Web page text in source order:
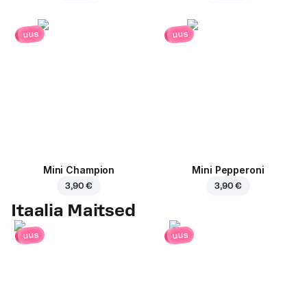
uus
Mini Champion
3,90 €
uus
Mini Pepperoni
3,90 €
Itaalia Maitsed
uus uus